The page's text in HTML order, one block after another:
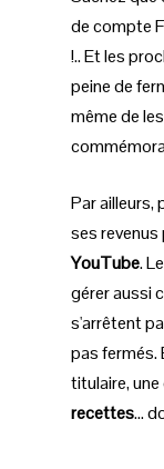
de compte
!.. Et les
peine de
même de
Par ailleurs,
ses
YouTube.
gérer aussi
s'arrêtent
pas fermés.
titulaire,
recettes…